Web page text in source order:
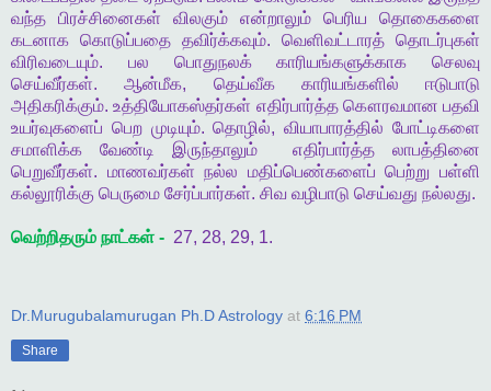
வந்த
பிரச்சினைகள் விலகும் என்றாலும் பெரிய
தொகைகளை
கடனாக கொடுப்பதை தவிர்க்கவும். வெளிவட்டாரத் தொடர்புகள்
விரிவடையும். பல பொதுநலக் காரியங்களுக்காக
செலவு
செய்வீர்கள்.ஆன்மீக, தெய்வீக காரியங்களில்
ஈடுபாடு
அதிகரிக்கும்.உத்தியோகஸ்தர்கள் எதிர்பார்த்த கௌரவமான பதவி
உயர்வுகளைப் பெற முடியும்.தொழில்,வியாபாரத்தில் போட்டிகளை
சமாளிக்க
வேண்டி இருந்தாலும் எதிர்பார்த்த
லாபத்தினை
பெறுவீர்கள். மாணவர்கள் நல்ல மதிப்பெண்களைப் பெற்று பள்ளி
கல்லூரிக்கு பெருமை சேர்ப்பார்கள். சிவ வழிபாடு செய்வது நல்லது.
வெற்றிதரும் நாட்கள் - 27, 28, 29, 1.
Dr.Murugubalamurugan Ph.D Astrology at 6:16 PM
Share